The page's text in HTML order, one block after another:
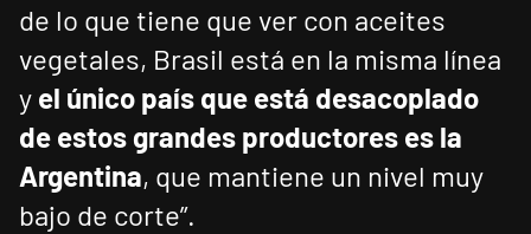
de lo que tiene que ver con aceites
vegetales, Brasil está en la misma línea
y el único país que está desacoplado
de estos grandes productores es la
Argentina, que mantiene un nivel muy
bajo de corte”.